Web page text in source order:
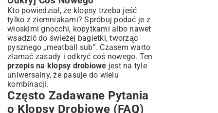
Kto powiedział, że klopsy trzeba jeść
tylko z ziemniakami? Spróbuj podać je z
włoskimi gnocchi, kopytkami albo nawet
wsadzić do świeżej bagietki, tworząc
pysznego „meatball sub”. Czasem warto
złamać zasady i odkryć coś nowego. Ten
przepis na klopsy drobiowe jest na tyle
uniwersalny, że pasuje do wielu
kombinacji.
Często Zadawane Pytania
o Klopsy Drobiowe (FAQ)